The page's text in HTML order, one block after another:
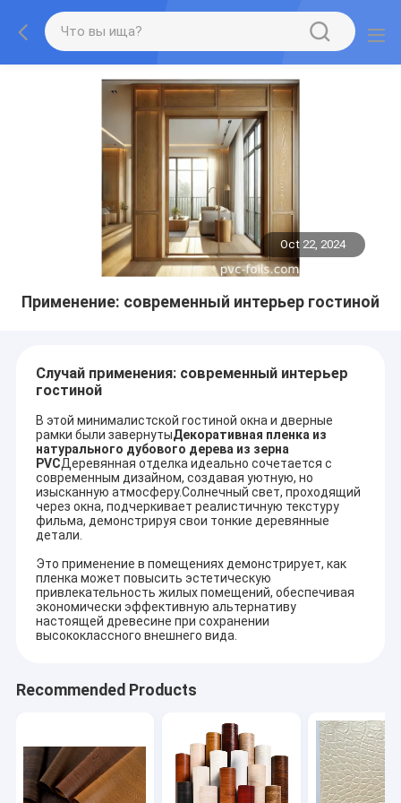
Oct 22, 2024
Применение: современный интерьер гостиной
Случай применения: современный интерьер
гостиной
В этой минималистской гостиной окна и дверные
рамки были завернутыДекоративная пленка из
натурального дубового дерева из зерна
PVCДеревянная отделка идеально сочетается с
современным дизайном, создавая уютную, но
изысканную атмосферу.Солнечный свет, проходящий
через окна, подчеркивает реалистичную текстуру
фильма, демонстрируя свои тонкие деревянные
детали.
Это применение в помещениях демонстрирует, как
пленка может повысить эстетическую
привлекательность жилых помещений, обеспечивая
экономически эффективную альтернативу
настоящей древесине при сохранении
высококлассного внешнего вида.
Recommended Products